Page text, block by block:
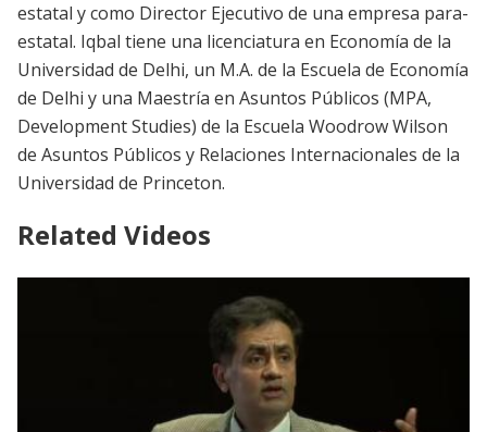
estatal y como Director Ejecutivo de una empresa para-
estatal. Iqbal tiene una licenciatura en Economía de la
Universidad de Delhi, un M.A. de la Escuela de Economía
de Delhi y una Maestría en Asuntos Públicos (MPA,
Development Studies) de la Escuela Woodrow Wilson
de Asuntos Públicos y Relaciones Internacionales de la
Universidad de Princeton.
Related Videos